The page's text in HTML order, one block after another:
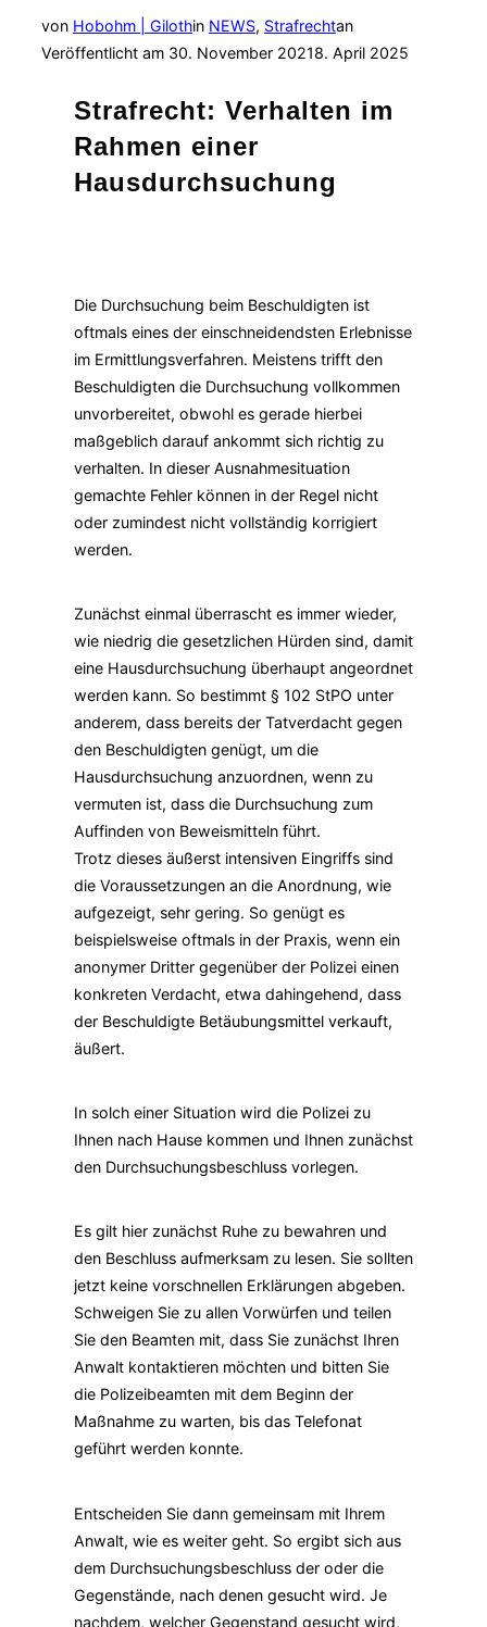
von Hobohm | Gilothin NEWS, Strafrechtan
Veröffentlicht am 30. November 20218. April 2025
Strafrecht: Verhalten im
Rahmen einer
Hausdurchsuchung
Die Durchsuchung beim Beschuldigten ist
oftmals eines der einschneidendsten Erlebnisse
im Ermittlungsverfahren. Meistens trifft den
Beschuldigten die Durchsuchung vollkommen
unvorbereitet, obwohl es gerade hierbei
maßgeblich darauf ankommt sich richtig zu
verhalten. In dieser Ausnahmesituation
gemachte Fehler können in der Regel nicht
oder zumindest nicht vollständig korrigiert
werden.
Zunächst einmal überrascht es immer wieder,
wie niedrig die gesetzlichen Hürden sind, damit
eine Hausdurchsuchung überhaupt angeordnet
werden kann. So bestimmt § 102 StPO unter
anderem, dass bereits der Tatverdacht gegen
den Beschuldigten genügt, um die
Hausdurchsuchung anzuordnen, wenn zu
vermuten ist, dass die Durchsuchung zum
Auffinden von Beweismitteln führt.
Trotz dieses äußerst intensiven Eingriffs sind
die Voraussetzungen an die Anordnung, wie
aufgezeigt, sehr gering. So genügt es
beispielsweise oftmals in der Praxis, wenn ein
anonymer Dritter gegenüber der Polizei einen
konkreten Verdacht, etwa dahingehend, dass
der Beschuldigte Betäubungsmittel verkauft,
äußert.
In solch einer Situation wird die Polizei zu
Ihnen nach Hause kommen und Ihnen zunächst
den Durchsuchungsbeschluss vorlegen.
Es gilt hier zunächst Ruhe zu bewahren und
den Beschluss aufmerksam zu lesen. Sie sollten
jetzt keine vorschnellen Erklärungen abgeben.
Schweigen Sie zu allen Vorwürfen und teilen
Sie den Beamten mit, dass Sie zunächst Ihren
Anwalt kontaktieren möchten und bitten Sie
die Polizeibeamten mit dem Beginn der
Maßnahme zu warten, bis das Telefonat
geführt werden konnte.
Entscheiden Sie dann gemeinsam mit Ihrem
Anwalt, wie es weiter geht. So ergibt sich aus
dem Durchsuchungsbeschluss der oder die
Gegenstände, nach denen gesucht wird. Je
nachdem, welcher Gegenstand gesucht wird,